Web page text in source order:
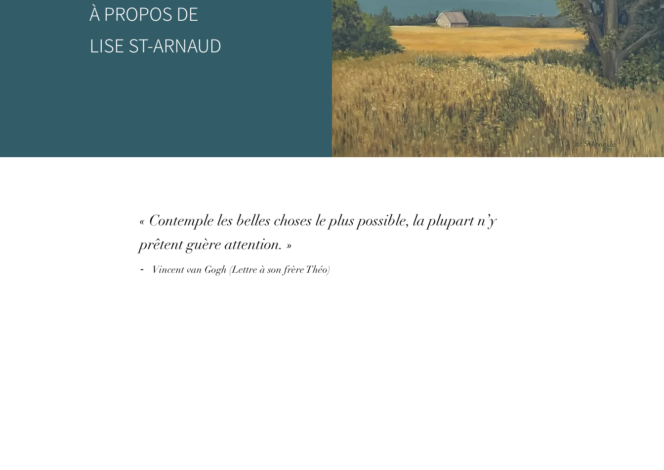
À PROPOS DE
LISE ST-ARNAUD
« Contemple les belles choses le plus possible, la plupart n’y
prêtent guère attention. »
-
Vincent van Gogh (Lettre à son frère Théo)